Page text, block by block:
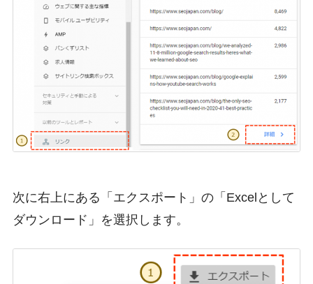
次に右上にある「エクスポート」の「Excelとして
ダウンロード」を選択します。